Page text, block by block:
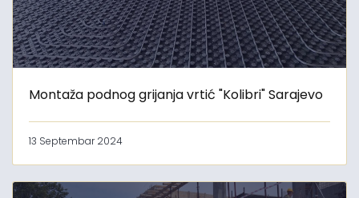
Montaža podnog grijanja vrtić "Kolibri" Sarajevo
13 Septembar 2024